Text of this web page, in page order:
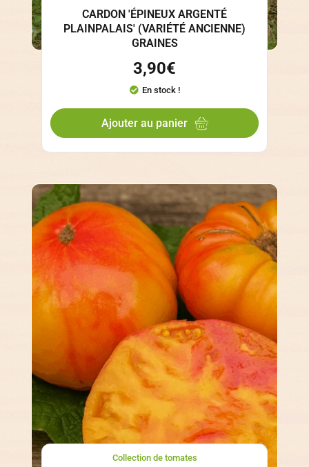
CARDON 'ÉPINEUX ARGENTÉ
PLAINPALAIS' (VARIÉTÉ ANCIENNE)
GRAINES
3,90€
En stock !
Ajouter au panier
Collection de tomates